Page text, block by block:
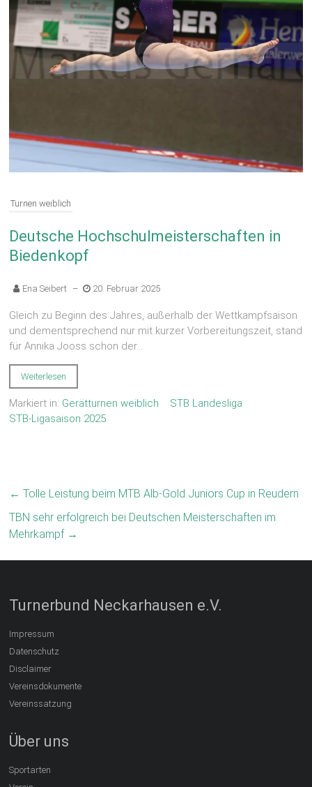
Turnen weiblich
Deutsche Hochschulmeisterschaften in
Biedenkopf
Ena Seibert – 20. Februar 2025
Gleich zu Beginn des Jahres, außerhalb der Wettkampfsaison
und dementsprechend nur mit kurzer Vorbereitungszeit, stand
für Annika Jooss schon der...
Weiterlesen
Markiert in: Gerätturnen weiblich
STB Landesliga
STB-Ligasaison 2025
← Tolle Leistung beim MTB Alb-Gold Juniors Cup in Reudern
TBN sehr erfolgreich bei Deutschen Meisterschaften im
Mehrkampf →
Turnerbund Neckarhausen e.V.
Impressum
Datenschutz
Disclaimer
Vereinsdokumente
Vereinssatzung
Über uns
Sportarten